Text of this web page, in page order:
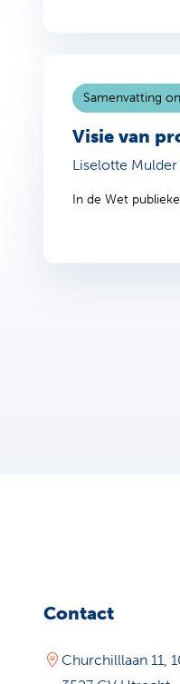
Visie van
Liselotte Mulder
Samenvatting
In de Wet
Contact
Churchilllaan 11,